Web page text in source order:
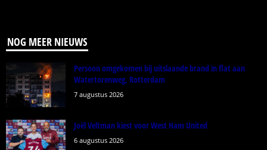
NOG MEER NIEUWS
Persoon omgekomen bij uitslaande brand in flat aan
Watertorenweg, Rotterdam
7 augustus 2026
Joël Veltman kiest voor West Ham United
6 augustus 2026